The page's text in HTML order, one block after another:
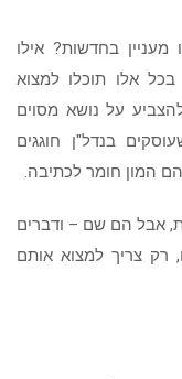
בחדשות? אילו
בכל אלו תוכלו למצוא
על נושא מסוים
בנדל"ן חוגגים
המון חומר לכתיבה.
אבל הם שם – ודברים
רק צריך למצוא אותם